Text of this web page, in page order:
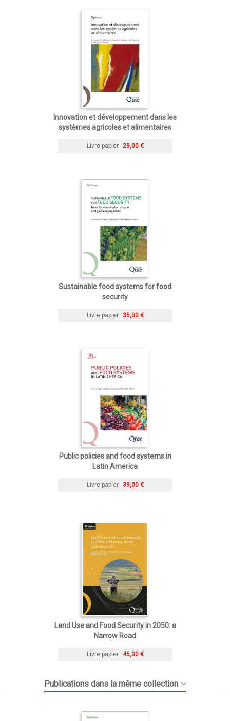
Innovation et développement dans les
systèmes agricoles et alimentaires
Livre papier 29,00 €
Sustainable food systems for food
security
Livre papier 35,00 €
Public policies and food systems in
Latin America
Livre papier 39,00 €
Land Use and Food Security in 2050: a
Narrow Road
Livre papier 45,00 €
Publications dans la même collection